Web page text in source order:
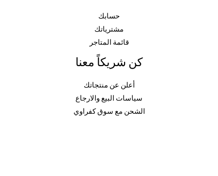
حسابك
مشترياتك
قائمة المتاجر
كن شريكاً معنا
أعلن عن منتجاتك
سياسات البيع والارجاع
الشحن مع سوق كفراوي